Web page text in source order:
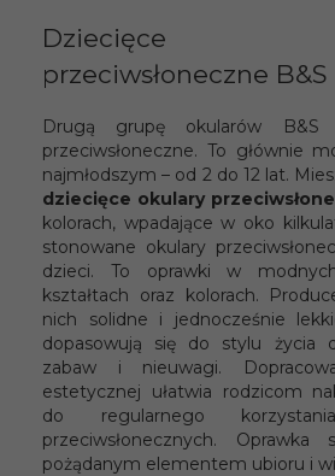
Dziecięce
przeciwsłoneczne B&S
Drugą grupę okularów B&S
przeciwsłoneczne. To głównie
najmłodszym – od 2 do 12 lat.
dziecięce okulary
kolorach, wpadające w oko
stonowane okulary
dzieci. To oprawki w
kształtach oraz kolorach.
nich solidne i jednocześnie
dopasowują się do stylu życia
zabaw i nieuwagi.
estetycznej ułatwia rodzicom
do regularnego
przeciwsłonecznych.
pożądanym elementem ubioru i